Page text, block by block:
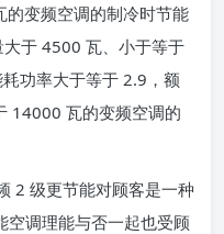
变频空调的制冷时节能
于 4500 瓦、小于等于
功率大于等于 2.9，额
14000 瓦的变频空调的
2 级更节能对顾客是一种
空调理能与否一起也受顾